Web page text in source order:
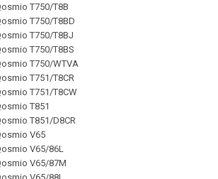
T750/T8B
T750/T8BD
T750/T8BJ
T750/T8BS
T750/WTVA
T751/T8CR
T751/T8CW
T851
T851/D8CR
V65
V65/86L
V65/87M